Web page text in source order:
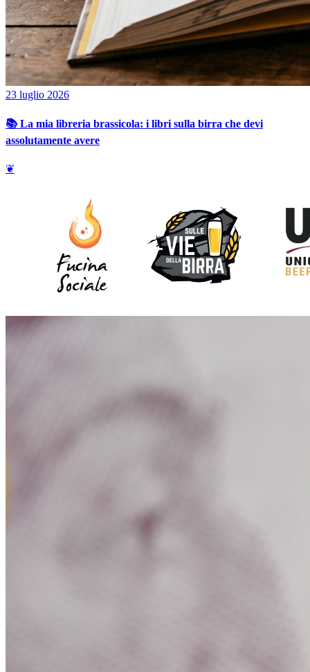
23 luglio 2026
📚 La mia libreria brassicola: i libri sulla birra che devi
assolutamente avere
❦